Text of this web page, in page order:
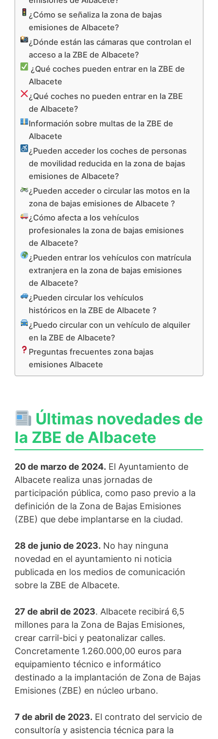
¿Cómo se señaliza la zona de bajas
emisiones de Albacete?
¿Dónde están las cámaras que controlan el
acceso a la ZBE de Albacete?
¿Qué coches pueden entrar en la ZBE de
Albacete
¿Qué coches no pueden entrar en la ZBE
de Albacete?
Información sobre multas de la ZBE de
Albacete
¿Pueden acceder los coches de personas
de movilidad reducida en la zona de bajas
emisiones de Albacete?
¿Pueden acceder o circular las motos en la
zona de bajas emisiones de Albacete ?
¿Cómo afecta a los vehículos
profesionales la zona de bajas emisiones
de Albacete?
¿Pueden entrar los vehículos con matrícula
extranjera en la zona de bajas emisiones
de Albacete?
¿Pueden circular los vehículos
históricos en la ZBE de Albacete ?
¿Puedo circular con un vehículo de alquiler
en la ZBE de Albacete?
Preguntas frecuentes zona bajas
emisiones Albacete
Últimas novedades de
la ZBE de Albacete
20 de marzo de 2024. El Ayuntamiento de
Albacete realiza unas jornadas de
participación pública, como paso previo a la
definición de la Zona de Bajas Emisiones
(ZBE) que debe implantarse en la ciudad.
28 de junio de 2023. No hay ninguna
novedad en el ayuntamiento ni noticia
publicada en los medios de comunicación
sobre la ZBE de Albacete.
27 de abril de 2023. Albacete recibirá 6,5
millones para la Zona de Bajas Emisiones,
crear carril-bici y peatonalizar calles.
Concretamente 1.260.000,00 euros para
equipamiento técnico e informático
destinado a la implantación de Zona de Bajas
Emisiones (ZBE) en núcleo urbano.
7 de abril de 2023. El contrato del servicio de
consultoría y asistencia técnica para la